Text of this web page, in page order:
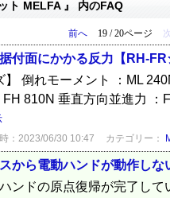
ト MELFA 』 内のFAQ
前へ 19 / 20ページ
付面にかかる反力【RH-FR
】 倒れモーメント ：ML
810N 垂直方向並進力
：2023/06/30 10:47 カテゴリー：
から電動ハンドが動作しな
ンドの原点復帰が完了し